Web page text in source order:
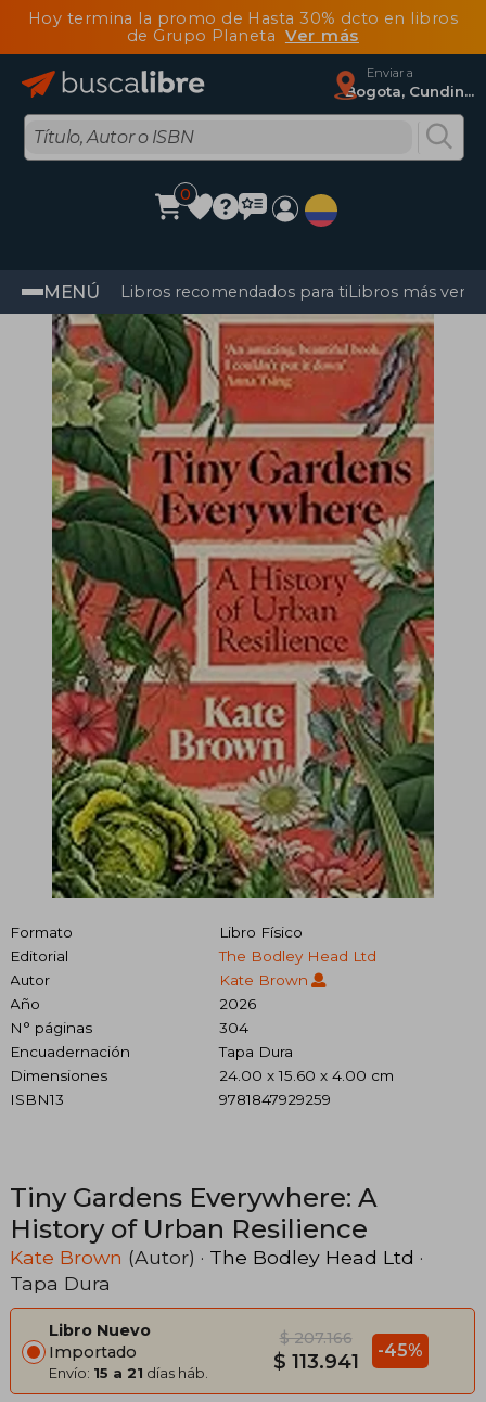
Hoy termina la promo de Hasta 30% dcto en libros
de Grupo Planeta Ver más
Enviar a
Bogota, Cundinamarca
0
MENÚ Libros recomendados para tiLibros más
Formato
Libro Físico
Editorial
The Bodley Head Ltd
Autor
Kate Brown
Año
2026
N° páginas
304
Encuadernación
Tapa Dura
Dimensiones
24.00 x 15.60 x 4.00 cm
ISBN13
9781847929259
Tiny Gardens Everywhere: A
History of Urban Resilience
Kate Brown (Autor) · The Bodley Head Ltd ·
Tapa Dura
Libro Nuevo
Importado
Envío: 15 a 21 días háb.
$ 207.166
$ 113.941 -45%